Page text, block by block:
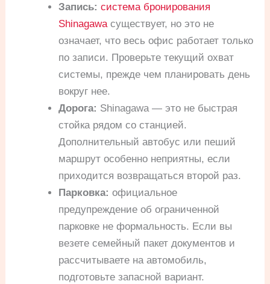
Запись: система бронирования
Shinagawa существует, но это не
означает, что весь офис работает только
по записи. Проверьте текущий охват
системы, прежде чем планировать день
вокруг нее.
Дорога: Shinagawa — это не быстрая
стойка рядом со станцией.
Дополнительный автобус или пеший
маршрут особенно неприятны, если
приходится возвращаться второй раз.
Парковка: официальное
предупреждение об ограниченной
парковке не формальность. Если вы
везете семейный пакет документов и
рассчитываете на автомобиль,
подготовьте запасной вариант.